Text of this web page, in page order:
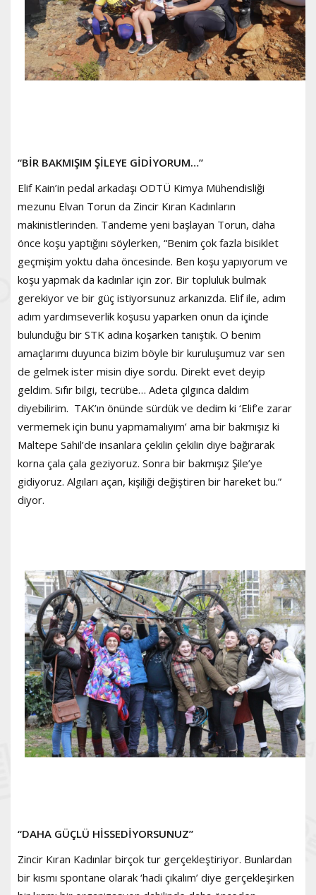
“BİR BAKMIŞIM ŞİLEYE GİDİYORUM…”
Elif Kain’in pedal arkadaşı ODTÜ Kimya Mühendisliği
mezunu Elvan Torun da Zincir Kıran Kadınların
makinistlerinden. Tandeme yeni başlayan Torun, daha
önce koşu yaptığını söylerken, “Benim çok fazla bisiklet
geçmişim yoktu daha öncesinde. Ben koşu yapıyorum ve
koşu yapmak da kadınlar için zor. Bir topluluk bulmak
gerekiyor ve bir güç istiyorsunuz arkanızda. Elif ile, adım
adım yardımseverlik koşusu yaparken onun da içinde
bulunduğu bir STK adına koşarken tanıştık. O benim
amaçlarımı duyunca bizim böyle bir kuruluşumuz var sen
de gelmek ister misin diye sordu. Direkt evet deyip
geldim. Sıfır bilgi, tecrübe… Adeta çılgınca daldım
diyebilirim. TAK’ın önünde sürdük ve dedim ki ‘Elif’e zarar
vermemek için bunu yapmamalıyım’ ama bir bakmışız ki
Maltepe Sahil’de insanlara çekilin çekilin diye bağırarak
korna çala çala geziyoruz. Sonra bir bakmışız Şile’ye
gidiyoruz. Algıları açan, kişiliği değiştiren bir hareket bu.”
diyor.
“DAHA GÜÇLÜ HİSSEDİYORSUNUZ”
Zincir Kıran Kadınlar birçok tur gerçekleştiriyor. Bunlardan
bir kısmı spontane olarak ‘hadi çıkalım’ diye gerçekleşirken